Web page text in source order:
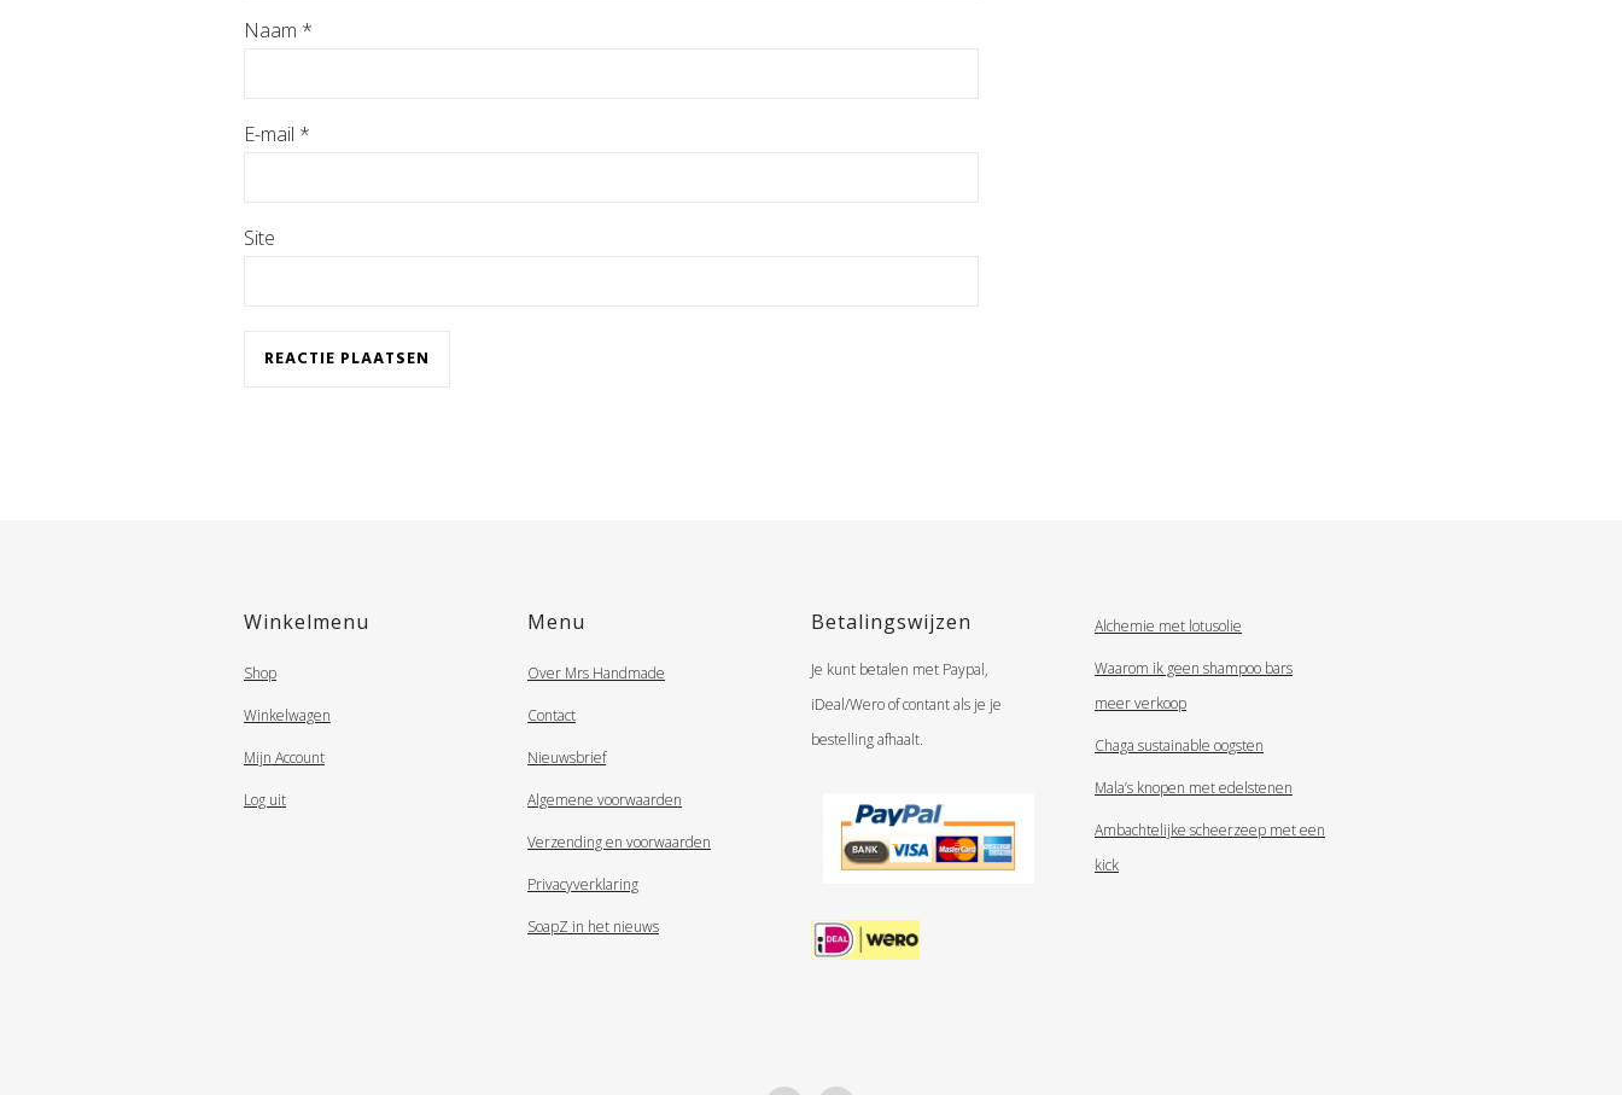
Naam *
E-mail *
Site
Winkelmenu
Shop
Winkelwagen
Mijn Account
Log uit
Menu
Over Mrs Handmade
Contact
Nieuwsbrief
Algemene voorwaarden
Verzending en voorwaarden
Privacyverklaring
SoapZ in het nieuws
Betalingswijzen
Je kunt betalen met Paypal,
iDeal/Wero of contant als je je
bestelling afhaalt.
Alchemie met lotusolie
Waarom ik geen shampoo bars
meer verkoop
Chaga sustainable oogsten
Mala’s knopen met edelstenen
Ambachtelijke scheerzeep met een
kick